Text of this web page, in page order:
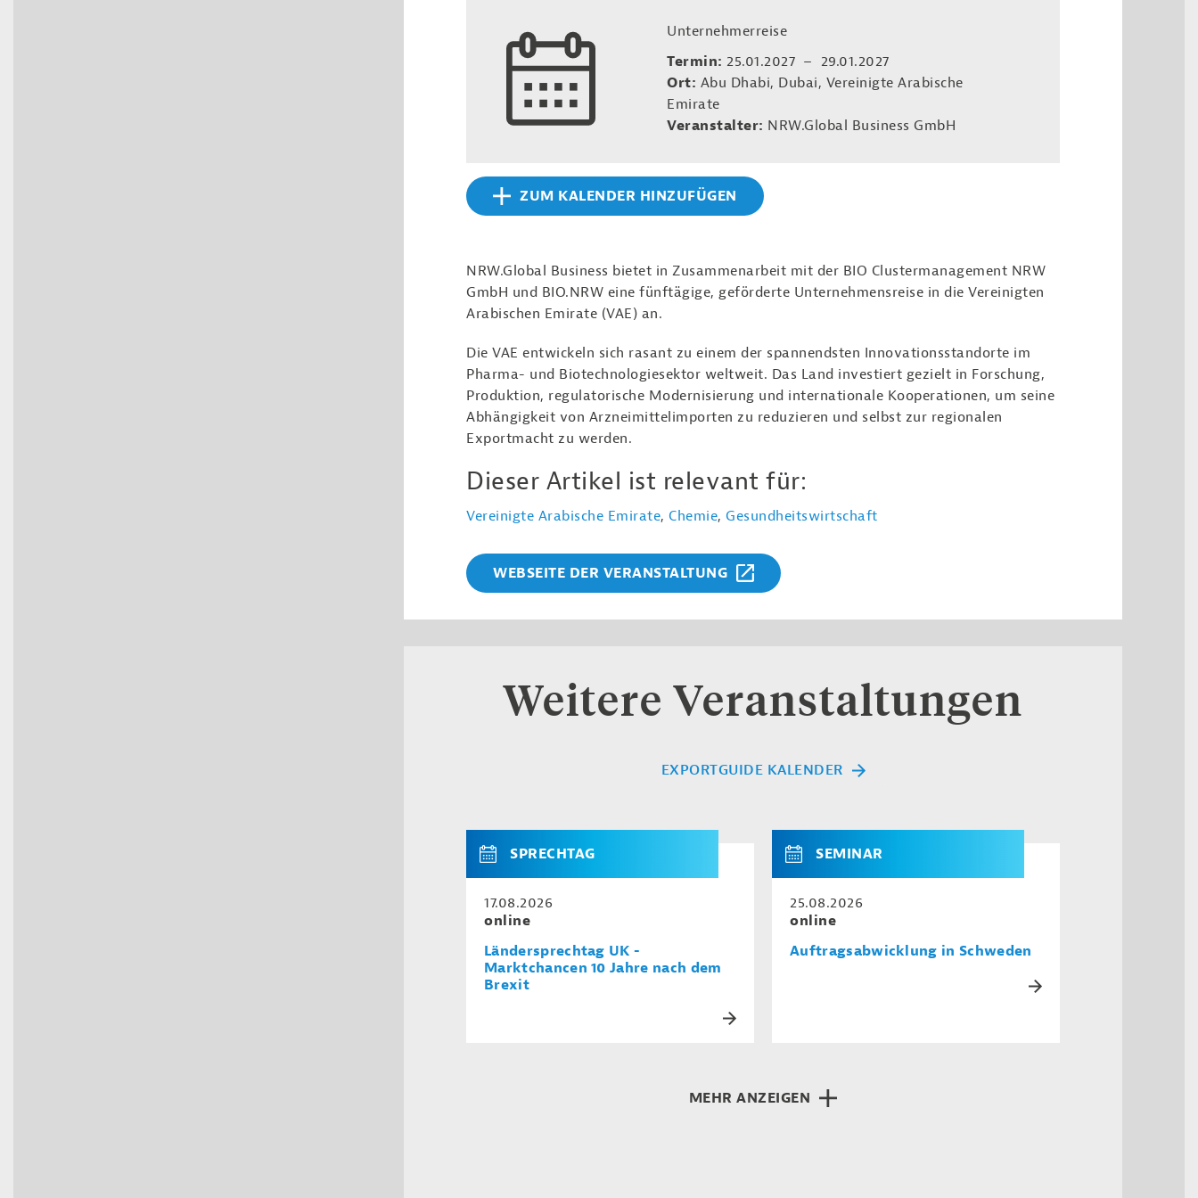
Unternehmerreise
Termin: 25.01.2027 – 29.01.2027
Ort: Abu Dhabi, Dubai, Vereinigte Arabische
Emirate
Veranstalter: NRW.Global Business GmbH
ZUM KALENDER HINZUFÜGEN
NRW.Global Business bietet in Zusammenarbeit mit der BIO Clustermanagement NRW
GmbH und BIO.NRW eine fünftägige, geförderte Unternehmensreise in die Vereinigten
Arabischen Emirate (VAE) an.
Die VAE entwickeln sich rasant zu einem der spannendsten Innovationsstandorte im
Pharma- und Biotechnologiesektor weltweit. Das Land investiert gezielt in Forschung,
Produktion, regulatorische Modernisierung und internationale Kooperationen, um seine
Abhängigkeit von Arzneimittelimporten zu reduzieren und selbst zur regionalen
Exportmacht zu werden.
Dieser Artikel ist relevant für:
Vereinigte Arabische Emirate, Chemie, Gesundheitswirtschaft
WEBSEITE DER VERANSTALTUNG
Weitere Veranstaltungen
EXPORTGUIDE KALENDER
SPRECHTAG
17.08.2026
online
Ländersprechtag UK -
Marktchancen 10 Jahre nach dem
Brexit
SEMINAR
25.08.2026
online
Auftragsabwicklung in Schweden
MEHR ANZEIGEN